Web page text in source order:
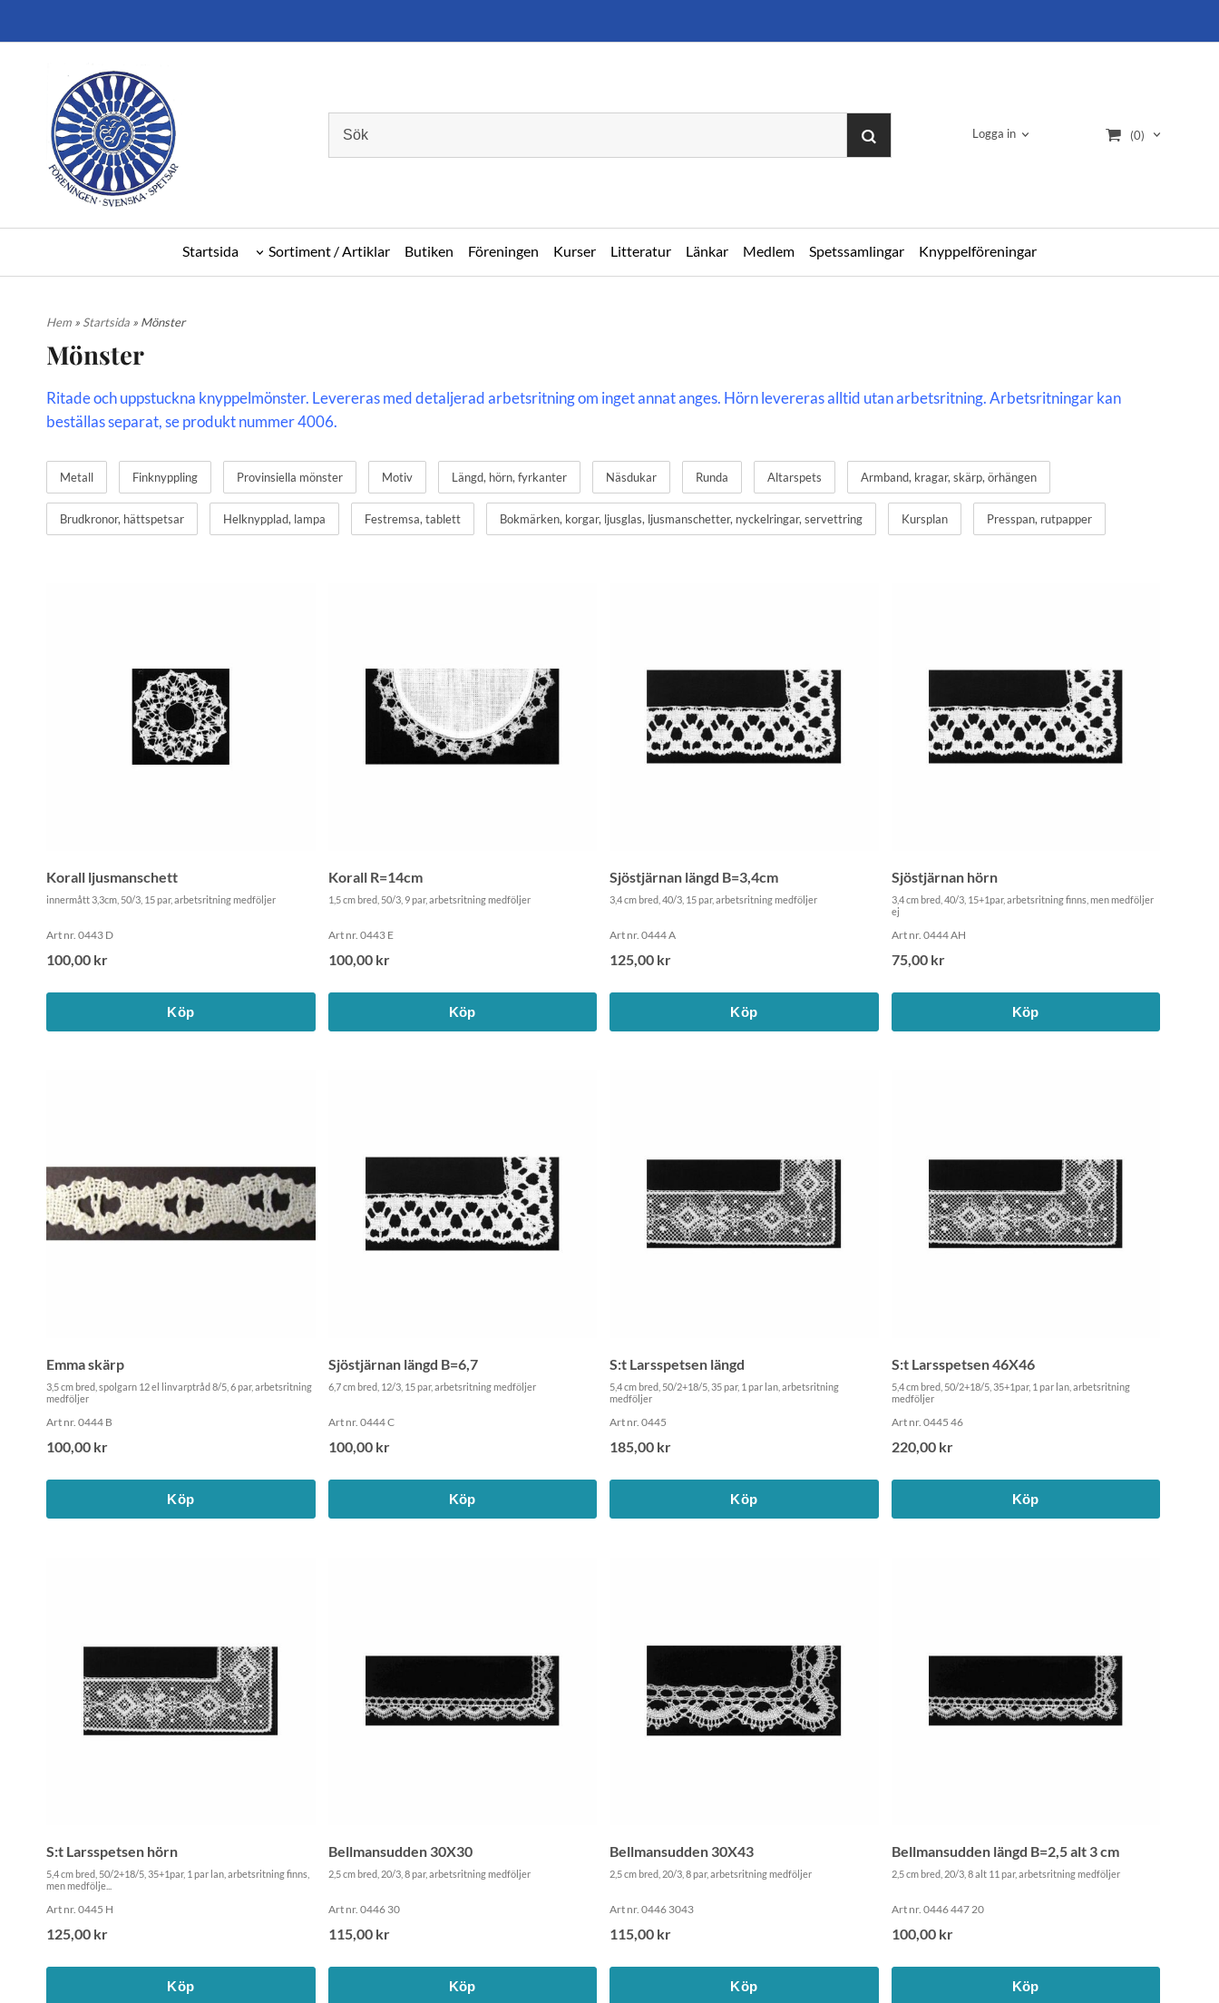
Logga in (0)
Startsida Sortiment / Artiklar Butiken Föreningen Kurser Litteratur Länkar Medlem Spetssamlingar Knyppelföreningar
Hem » Startsida » Mönster
Mönster
Ritade och uppstuckna knyppelmönster. Levereras med detaljerad arbetsritning om inget annat anges. Hörn levereras alltid utan arbetsritning. Arbetsritningar kan
beställas separat, se produkt nummer 4006.
Metall Finknyppling Provinsiella mönster Motiv Längd, hörn, fyrkanter Näsdukar Runda Altarspets Armband, kragar, skärp, örhängen
Brudkronor, hättspetsar Helknypplad, lampa Festremsa, tablett Bokmärken, korgar, ljusglas, ljusmanschetter, nyckelringar, servettring Kursplan Presspan, rutpapper
Korall ljusmanschett
innermått 3,3cm, 50/3, 15 par, arbetsritning medföljer
Art nr. 0443 D
100,00 kr
Köp
Korall R=14cm
1,5 cm bred, 50/3, 9 par, arbetsritning medföljer
Art nr. 0443 E
100,00 kr
Köp
Sjöstjärnan längd B=3,4cm
3,4 cm bred, 40/3, 15 par, arbetsritning medföljer
Art nr. 0444 A
125,00 kr
Köp
Sjöstjärnan hörn
3,4 cm bred, 40/3, 15+1par, arbetsritning finns, men medföljer
ej
Art nr. 0444 AH
75,00 kr
Köp
Emma skärp
3,5 cm bred, spolgarn 12 el linvarptråd 8/5, 6 par, arbetsritning
medföljer
Art nr. 0444 B
100,00 kr
Köp
Sjöstjärnan längd B=6,7
6,7 cm bred, 12/3, 15 par, arbetsritning medföljer
Art nr. 0444 C
100,00 kr
Köp
S:t Larsspetsen längd
5,4 cm bred, 50/2+18/5, 35 par, 1 par lan, arbetsritning
medföljer
Art nr. 0445
185,00 kr
Köp
S:t Larsspetsen 46X46
5,4 cm bred, 50/2+18/5, 35+1par, 1 par lan, arbetsritning
medföljer
Art nr. 0445 46
220,00 kr
Köp
S:t Larsspetsen hörn
5,4 cm bred, 50/2+18/5, 35+1par, 1 par lan, arbetsritning finns,
men medfölje...
Art nr. 0445 H
125,00 kr
Köp
Bellmansudden 30X30
2,5 cm bred, 20/3, 8 par, arbetsritning medföljer
Art nr. 0446 30
115,00 kr
Köp
Bellmansudden 30X43
2,5 cm bred, 20/3, 8 par, arbetsritning medföljer
Art nr. 0446 3043
115,00 kr
Köp
Bellmansudden längd B=2,5 alt 3 cm
2,5 cm bred, 20/3, 8 alt 11 par, arbetsritning medföljer
Art nr. 0446 447 20
100,00 kr
Köp